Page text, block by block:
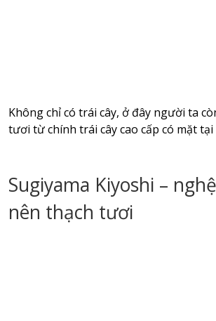
Không chỉ có trái cây, ở đây người ta
tươi từ chính trái cây cao cấp có mặt tại
Sugiyama Kiyoshi –
nên thạch tươi